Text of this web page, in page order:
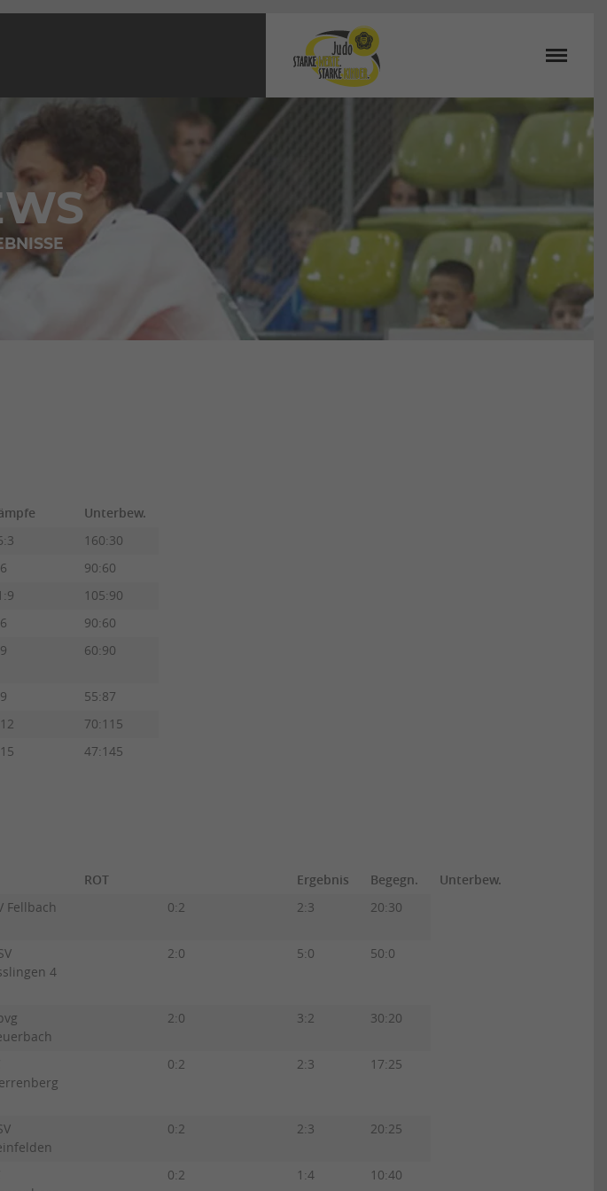
Unterbew.
160:30
90:60
105:90
90:60
60:90
55:87
70:115
47:145
ROT Ergebnis Begegn.
Unterbew.
Fellbach
0:2 2:3 20:30
4
2:0 5:0 50:0
2:0 3:2 30:20
0:2 2:3 17:25
0:2 2:3 20:25
0:2 1:4 10:40